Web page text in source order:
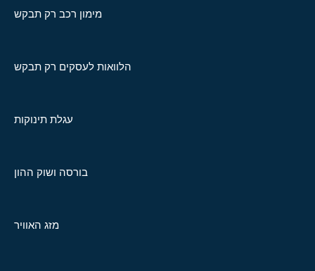
מימון רכב רק תבקש
הלוואות לעסקים רק תבקש
עגלת תינוקות
בורסה ושוק ההון
מזג האוויר